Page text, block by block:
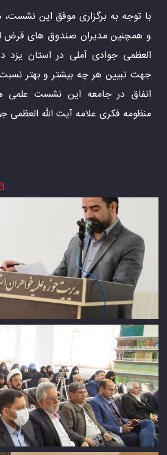
با توجه به برگزاری موفق این
و همچنین مدیران صندوق های قرض
العظمی جوادی آملی در استان یزد
جهت تبیین هر چه بیشتر و بهتر
انفاق در جامعه این نشست علمی
منظومه فکری علامه آیت الله العظمی